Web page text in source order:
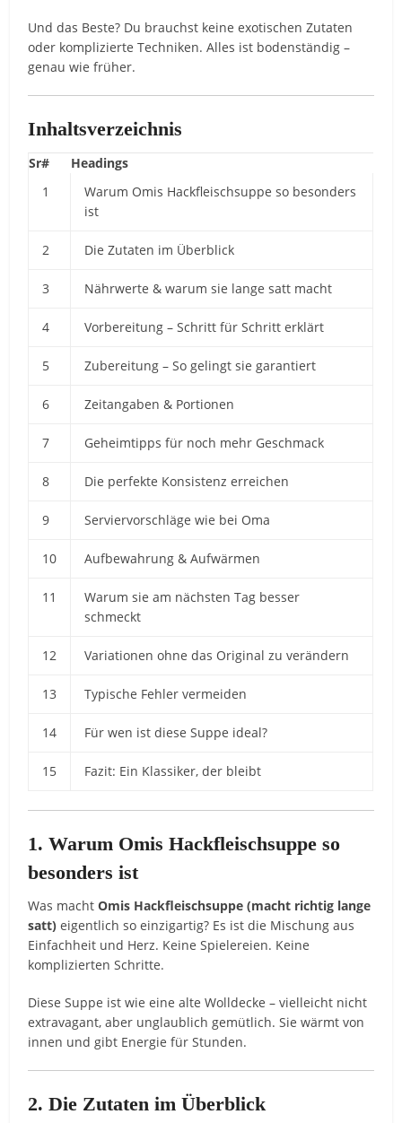
Und das Beste? Du brauchst keine exotischen Zutaten
oder komplizierte Techniken. Alles ist bodenständig –
genau wie früher.
Inhaltsverzeichnis
Sr#
Headings
1
Warum Omis Hackfleischsuppe so besonders
ist
2 Die Zutaten im Überblick
3 Nährwerte & warum sie lange satt macht
4 Vorbereitung – Schritt für Schritt erklärt
5 Zubereitung – So gelingt sie garantiert
6 Zeitangaben & Portionen
7 Geheimtipps für noch mehr Geschmack
8 Die perfekte Konsistenz erreichen
9 Serviervorschläge wie bei Oma
10 Aufbewahrung & Aufwärmen
11
Warum sie am nächsten Tag besser
schmeckt
12 Variationen ohne das Original zu verändern
13 Typische Fehler vermeiden
14 Für wen ist diese Suppe ideal?
15 Fazit: Ein Klassiker, der bleibt
1. Warum Omis Hackfleischsuppe so
besonders ist
Was machtOmis Hackfleischsuppe (macht richtig lange
satt) eigentlich so einzigartig? Es ist die Mischung aus
Einfachheit und Herz. Keine Spielereien. Keine
komplizierten Schritte.
Diese Suppe ist wie eine alte Wolldecke – vielleicht nicht
extravagant, aber unglaublich gemütlich. Sie wärmt von
innen und gibt Energie für Stunden.
2. Die Zutaten im Überblick